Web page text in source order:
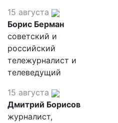
15 августа
Борис Берман
советский и
российский
тележурналист и
телеведущий
15 августа
Дмитрий Борисов
журналист,